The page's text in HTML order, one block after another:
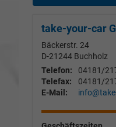
take-your-car
Bäckerstr. 24
D-21244 Buchholz
Telefon:
04181/
Telefax:
04181/
E-Mail: